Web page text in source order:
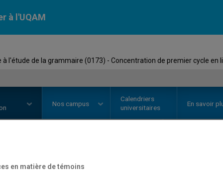
à l'UQAM
l'étude de la grammaire (0173) - Concentration de premier cycle
Nos campus
Calendriers
universitaires
En savoir
en matière de témoins